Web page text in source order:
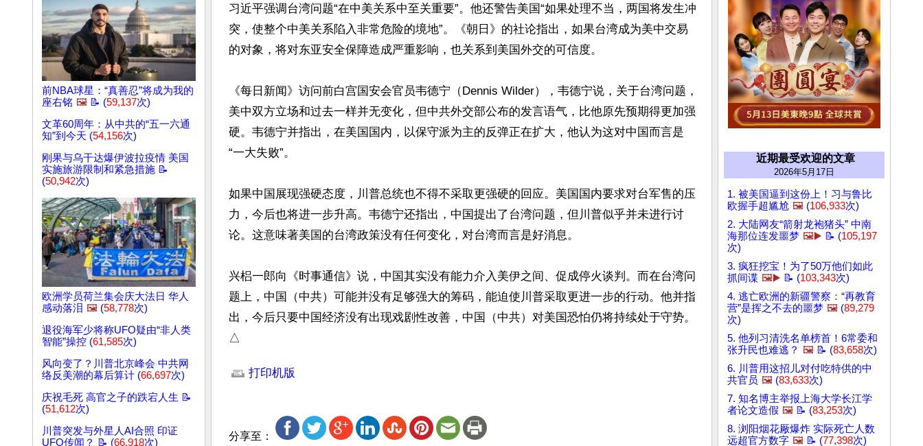
前NBA球星：“真善忍”将成为我的
座右铭 🖼️ 📝 (59,137次)
文革60周年：从中共的“五一六通
知”到今天 (54,156次)
刚果与乌干达爆伊波拉疫情 美国
实施旅游限制和紧急措施 📝
(50,942次)
欧洲学员荷兰集会庆大法日 华人
感动落泪 🖼️ (58,778次)
退役海军少将称UFO疑由“非人类
智能”操控 (61,585次)
风向变了？川普北京峰会 中共网
络反美潮的幕后算计 (66,697次)
庆祝毛死 高官之子的跌宕人生 📝
(51,612次)
川普突发与外星人AI合照 印证
UFO传闻？ 📝 (66,918次)
习近平强调台湾问题“在中美关系中至关重要”。他还警告美国“如果处理不当，两国将发生冲
突，使整个中美关系陷入非常危险的境地”。《朝日》的社论指出，如果台湾成为美中交易
的对象，将对东亚安全保障造成严重影响，也关系到美国外交的可信度。
《每日新闻》访问前白宫国安会官员韦德宁（Dennis Wilder），韦德宁说，关于台湾问题，
美中双方立场和过去一样并无变化，但中共外交部公布的发言语气，比他原先预期得更加强
硬。韦德宁并指出，在美国国内，以保守派为主的反弹正在扩大，他认为这对中国而言是
“一大失败”。
如果中国展现强硬态度，川普总统也不得不采取更强硬的回应。美国国内要求对台军售的压
力，今后也将进一步升高。韦德宁还指出，中国提出了台湾问题，但川普似乎并未进行讨
论。这意味著美国的台湾政策没有任何变化，对台湾而言是好消息。
兴梠一郎向《时事通信》说，中国其实没有能力介入美伊之间、促成停火谈判。而在台湾问
题上，中国（中共）可能并没有足够强大的筹码，能迫使川普采取更进一步的行动。他并指
出，今后只要中国经济没有出现戏剧性改善，中国（中共）对美国恐怕仍将持续处于守势。
△
打印机版
分享至：
近期最受欢迎的文章
2026年5月17日
1. 被美国逼到这份上！习与鲁比
欧握手超尴尬 🖼️ (106,933次)
2. 大陆网友“箭射龙袍猪头” 中南
海那位连发噩梦 🖼️▶️ 📝 (105,197
次)
3. 疯狂挖宝！为了50万他们如此
抓间谍 🖼️▶️ 📝 (103,343次)
4. 逃亡欧洲的新疆警察：“再教育
营”是挥之不去的噩梦 🖼️ (89,279
次)
5. 他列习清洗名单榜首！6常委和
张升民也难逃？ 🖼️ 📝 (83,658次)
6. 川普用这招儿对付吃特供的中
共官员 🖼️ (83,633次)
7. 知名博主举报上海大学长江学
者论文造假 🖼️ 📝 (83,253次)
8. 浏阳烟花厰爆炸 实际死亡人数
远超官方数字 🖼️ 📝 (77,398次)